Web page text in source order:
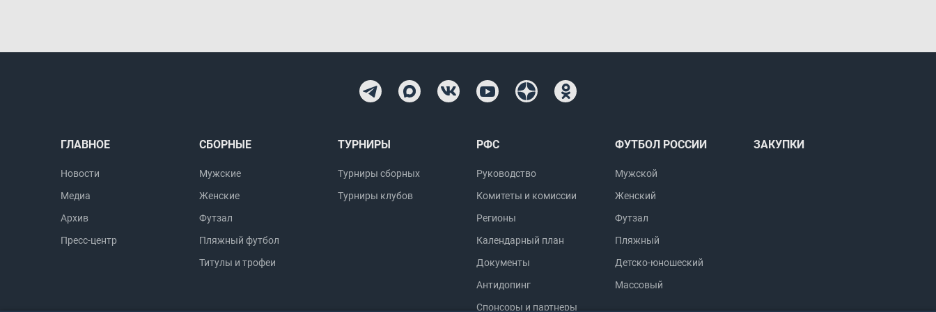
ГЛАВНОЕ
Новости
Медиа
Архив
Пресс-центр
СБОРНЫЕ
Мужские
Женские
Футзал
Пляжный футбол
Титулы и трофеи
ТУРНИРЫ
Турниры сборных
Турниры клубов
РФС
Руководство
Комитеты и комиссии
Регионы
Календарный план
Документы
Антидопинг
Спонсоры и партнеры
ФУТБОЛ РОССИИ
Мужской
Женский
Футзал
Пляжный
Детско-юношеский
Массовый
ЗАКУПКИ